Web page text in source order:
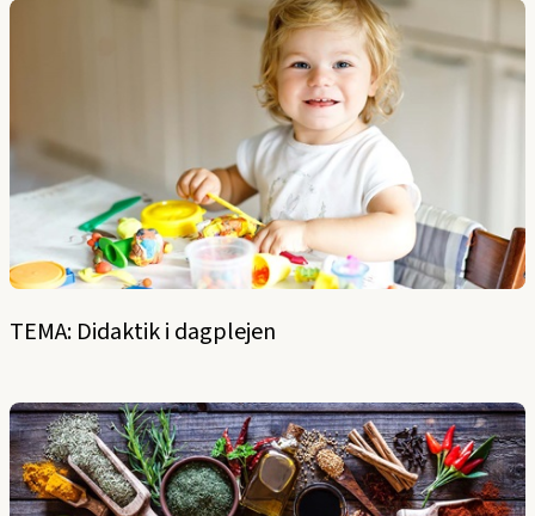
TEMA: Didaktik i dagplejen